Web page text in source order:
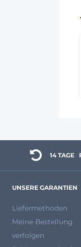
14 TAGE
UNSERE GARANTIEN
Liefermethoden
Meine Bestellung
verfolgen